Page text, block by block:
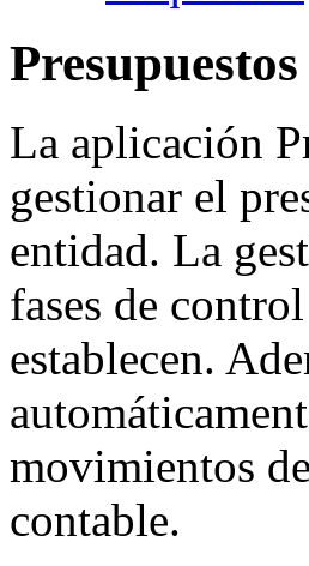
Presupuestos
La aplicación
gestionar el
entidad. La
fases de
establecen.
movimientos
contable.